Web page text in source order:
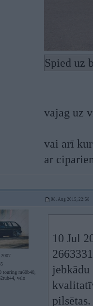
Spied uz
vajag uz
vai arī
ar
08. Aug 2015, 22:58
2007
touring m60b40,
velo
10 Jul
pilsētas.